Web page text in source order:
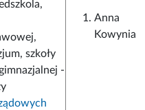
szkoły
-
Anna
Kowynia